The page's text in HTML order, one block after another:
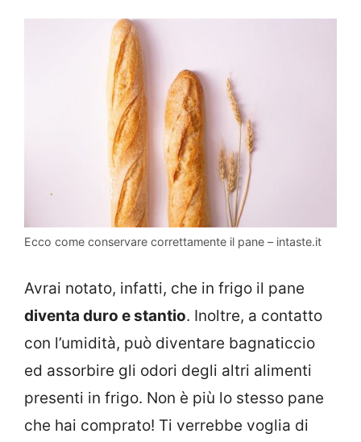
Ecco come conservare correttamente il pane – intaste.it
Avrai notato, infatti, che in frigo il pane
diventa duro e stantio. Inoltre, a contatto
con l’umidità, può diventare bagnaticcio
ed assorbire gli odori degli altri alimenti
presenti in frigo. Non è più lo stesso pane
che hai comprato! Ti verrebbe voglia di